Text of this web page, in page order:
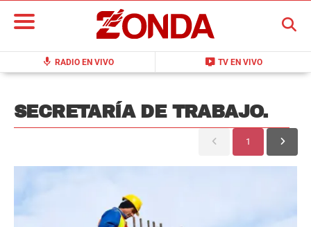
mic RADIO EN VIVO live_tv TV EN VIVO
BUSCAR
SECRETARÍA DE TRABAJO.
1